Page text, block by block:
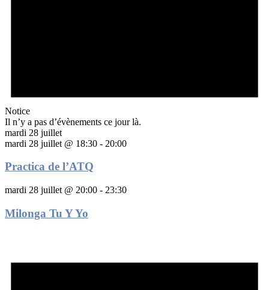
Notice
Il n’y a pas d’évènements ce jour là.
mardi 28 juillet
mardi 28 juillet @ 18:30 - 20:00
Practica de l’ATQ
mardi 28 juillet @ 20:00 - 23:30
Milonga Tu Y Yo